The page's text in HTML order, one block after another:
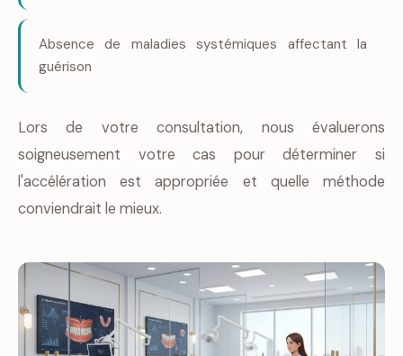
Absence de maladies systémiques affectant la
guérison
Lors de votre consultation, nous évaluerons
soigneusement votre cas pour déterminer si
l'accélération est appropriée et quelle méthode
conviendrait le mieux.